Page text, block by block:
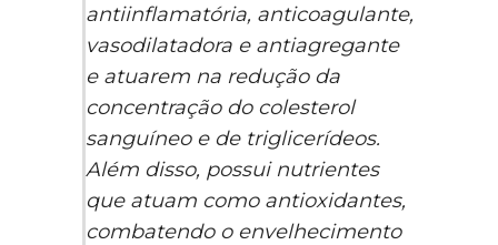
antiinflamatória, anticoagulante,
vasodilatadora e antiagregante
e atuarem na redução da
concentração do colesterol
sanguíneo e de triglicerídeos.
Além disso, possui nutrientes
que atuam como antioxidantes,
combatendo o envelhecimento